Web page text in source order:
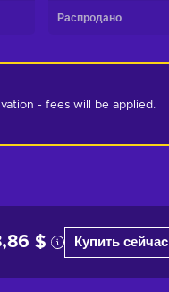
Распродано
- fees will be applied.
$ Купить сейчас